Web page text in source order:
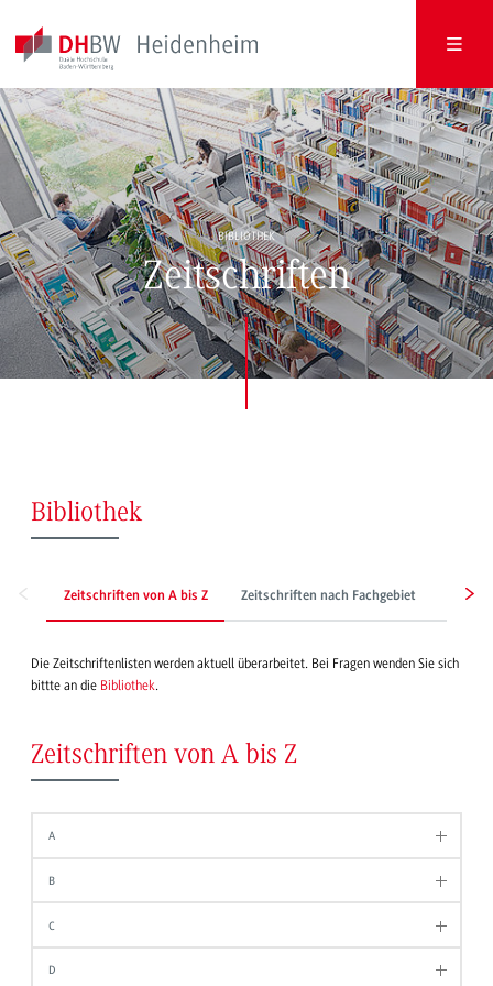
BIBLIOTHEK
Zeitschriften
Bibliothek
Zeitschriften von A bis Z Zeitschriften nach Fachgebiet
Die Zeitschriftenlisten werden aktuell überarbeitet. Bei Fragen wenden Sie sich
bittte an die Bibliothek.
Zeitschriften von A bis Z
A
B
C
D